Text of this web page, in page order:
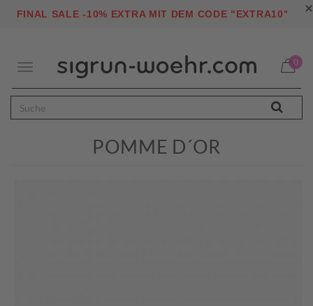
×
FINAL SALE -10% EXTRA MIT DEM CODE "EXTRA10"
Toggle
0
POMME D´OR